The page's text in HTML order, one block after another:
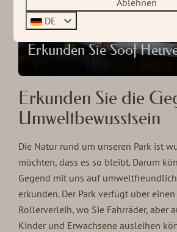
Erkunden Sie Soof
Erkunden Sie die
Umweltbewusstsein
Die Natur rund um unseren Park ist
möchten, dass es so bleibt. Darum
Gegend mit uns auf
erkunden. Der Park verfügt über
Rollerverleih, wo Sie Fahrräder, aber
Kinder und Erwachsene ausleihen
Ablehnen
DE